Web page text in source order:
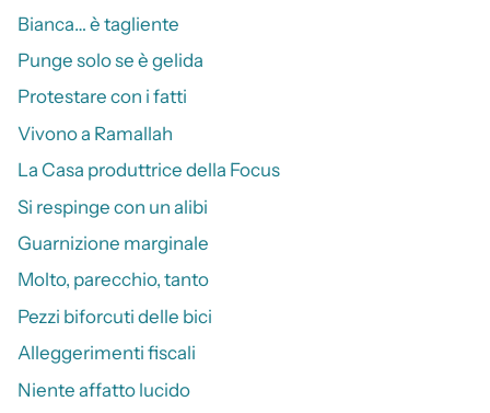
Bianca… è tagliente
Punge solo se è gelida
Protestare con i fatti
Vivono a Ramallah
La Casa produttrice della Focus
Si respinge con un alibi
Guarnizione marginale
Molto, parecchio, tanto
Pezzi biforcuti delle bici
Alleggerimenti fiscali
Niente affatto lucido